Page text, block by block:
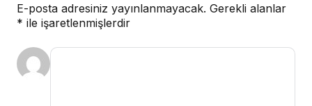
E-posta adresiniz yayınlanmayacak. Gerekli alanlar
* ile işaretlenmişlerdir